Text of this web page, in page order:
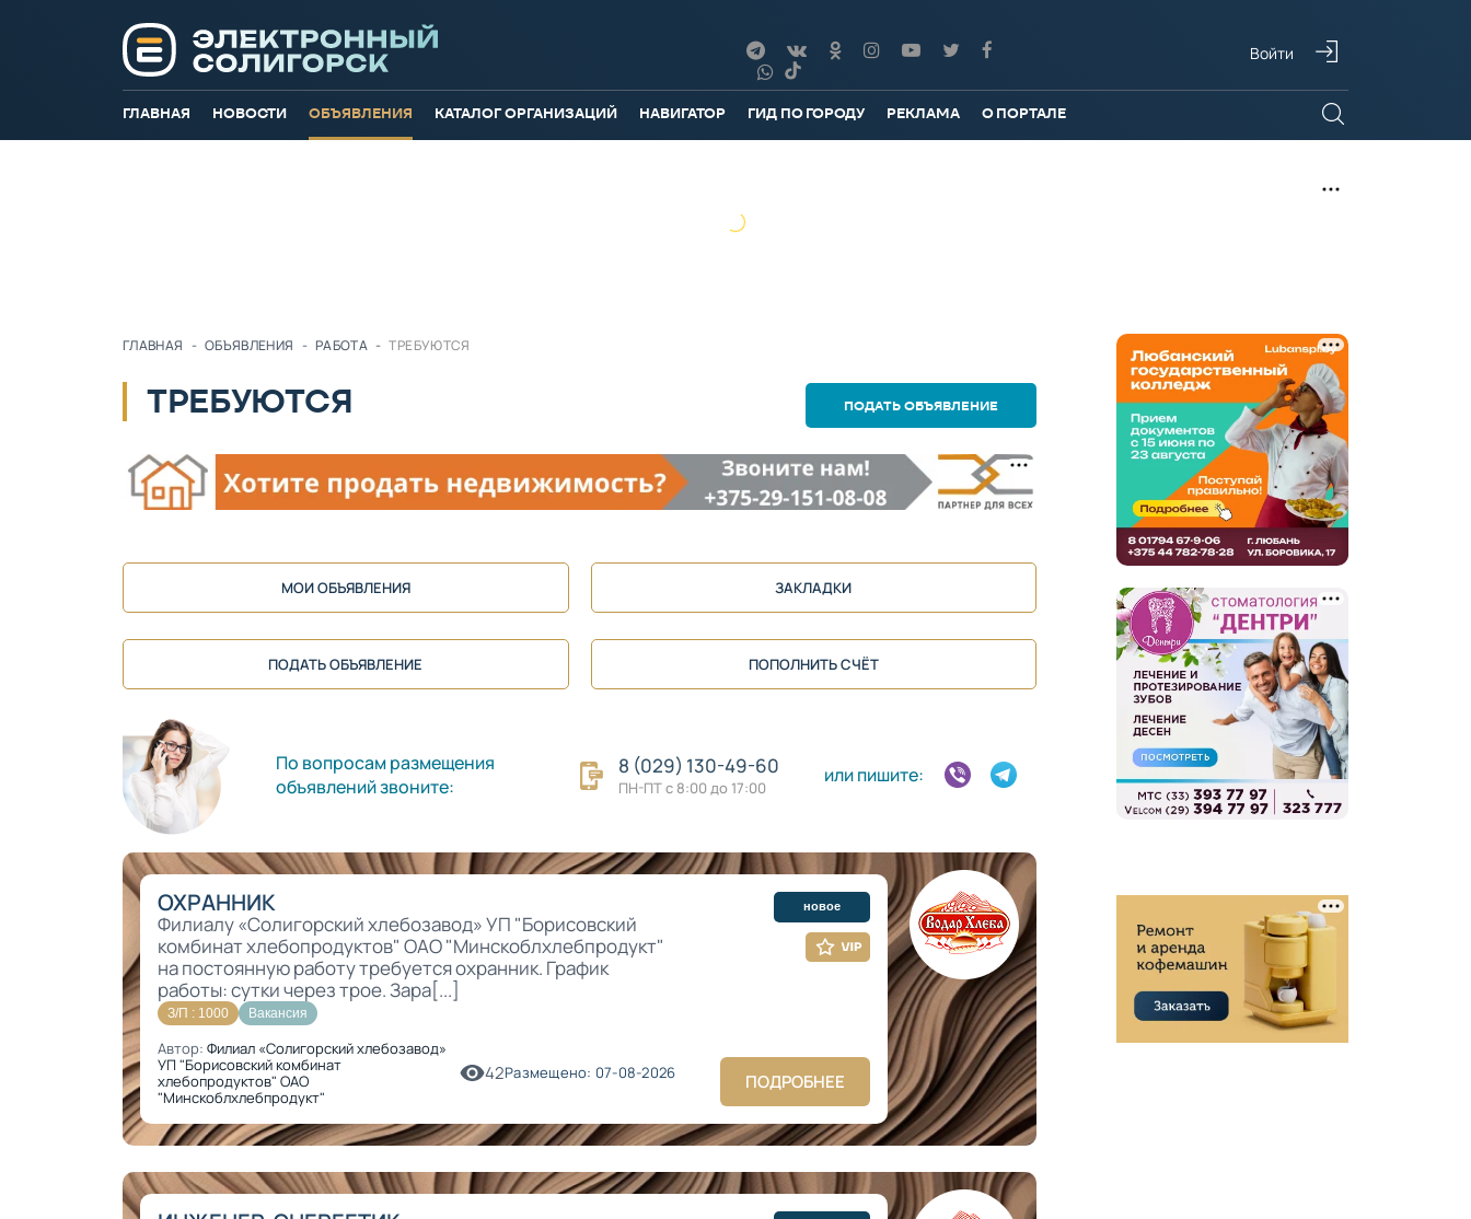
Войти
ГЛАВНАЯ НОВОСТИ ОБЪЯВЛЕНИЯ КАТАЛОГ ОРГАНИЗАЦИЙ НАВИГАТОР ГИД ПО ГОРОДУ РЕКЛАМА О ПОРТАЛЕ
ГЛАВНАЯ - ОБЪЯВЛЕНИЯ - РАБОТА - ТРЕБУЮТСЯ
ТРЕБУЮТСЯ ПОДАТЬ ОБЪЯВЛЕНИЕ
МОИ ОБЪЯВЛЕНИЯ ЗАКЛАДКИ
ПОДАТЬ ОБЪЯВЛЕНИЕ ПОПОЛНИТЬ СЧЁТ
По вопросам размещения
объявлений звоните:
8 (029) 130-49-60
ПН-ПТ с 8:00 до 17:00
или пишите:
ОХРАННИК
Филиалу «Солигорский хлебозавод» УП "Борисовский
комбинат хлебопродуктов" ОАО "Минскоблхлебпродукт"
на постоянную работу требуется охранник. График
работы: сутки через трое. Зара[...]
З/П : 1000 Вакансия
Автор: Филиал «Солигорский хлебозавод»
УП "Борисовский комбинат
хлебопродуктов" ОАО
"Минскоблхлебпродукт"
42Размещено: 07-08-2026
новое
ПОДРОБНЕЕ